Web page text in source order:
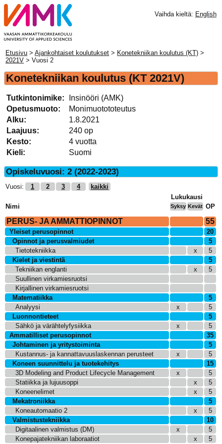
Vaihda kieltä: English
Etusivu >Ajankohtaiset koulutukset > Konetekniikan koulutus (KT) >
2021V > Vuosi 2
Konetekniikan koulutus (KT 2021V)
Tutkintonimike:
Insinööri (AMK)
Opetusmuoto:
Monimuotototeutus
Alku:
1.8.2021
Laajuus:
240 op
Kesto:
4 vuotta
Kieli:
Suomi
Opiskeluvuosi: 2 (2022-2023)
Vuosi: 1 2 3 4
kaikki
Lukukausi
Nimi
Syksy Kevät OP
PERUS- JA AMMATTIOPINNOT 55
Yleiset perusopinnot
20
Opinnot ja perusvalmiudet
5
Tietotekniikka
x
5
Kielet ja viestintä
5
Tekniikan englanti
x
5
Suullinen virkamiesruotsi
Kirjallinen virkamiesruotsi
Matematiikka
5
Analyysi
x
5
Luonnontieteet
5
Sähkö ja värähtelyfysiikka
x
5
Ammatilliset perusopinnot
35
Johtaminen ja yritystoiminta
5
Kustannus- ja kannattavuuslaskennan perusteet
x
5
Koneen suunnittelu ja tuotekehitys
15
3D Modeling and Product Lifecycle Management
x
5
Statiikka ja lujuusoppi
x
5
Koneenelimet
x
5
Mekatroniikka
5
Koneautomaatio 2
x
5
Valmistustekniikka
10
Digitaalinen valmistus (DM)
x
5
Konepajatekniikan laboraatiot
x 5